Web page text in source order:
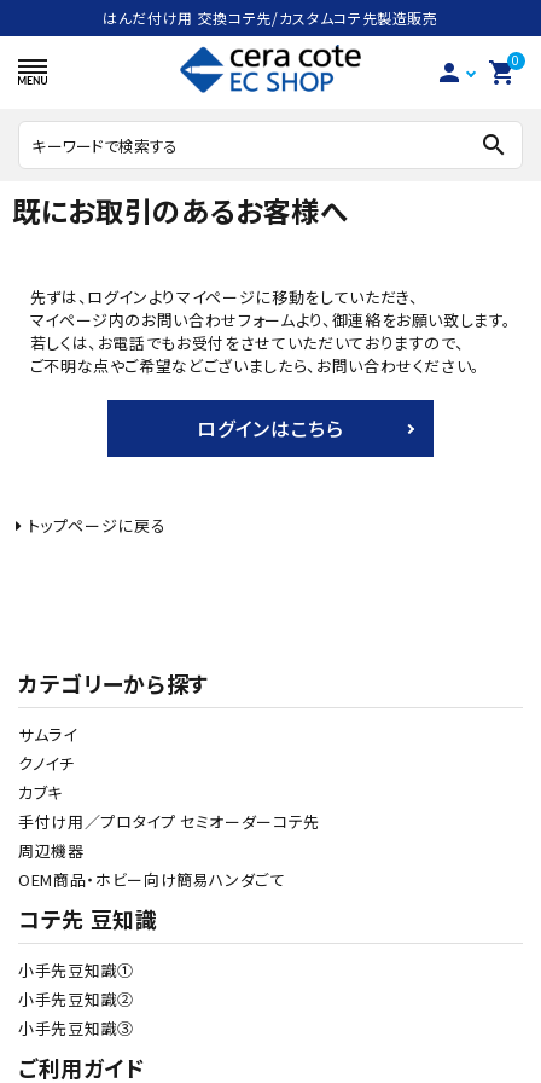
はんだ付け用 交換コテ先/カスタムコテ先製造販売
person 0
shopping_cart
search
ACCOUNT MENU
ようこそ ゲスト 様
person 会員登録
ご利用ガイド
プライバシーポリシー
特定商取引法について
既にお取引のあるお客様へ
先ずは、ログインよりマイページに移動をしていただき、
マイページ内のお問い合わせフォームより、御連絡をお願い致します。
若しくは、お電話でもお受付をさせていただいておりますので、
ご不明な点やご希望などございましたら、お問い合わせください。
ログインはこちら
トップページに戻る
カテゴリーから探す
サムライ
クノイチ
カブキ
手付け用／プロタイプ セミオーダーコテ先
周辺機器
OEM商品・ホビー向け簡易ハンダごて
コテ先 豆知識
小手先豆知識①
小手先豆知識②
小手先豆知識③
ご利用ガイド